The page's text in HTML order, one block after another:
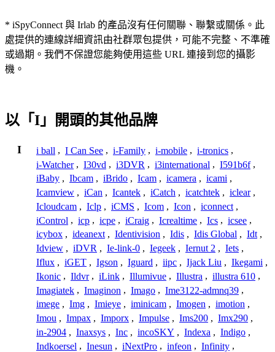
* iSpyConnect 與 Irlab 的產品沒有任何關聯、聯繫或關係。此
處提供的連線詳細資訊由社群眾包提供，可能不完整、不準確
或過期。我們不保證您能夠使用這些 URL 連接到您的攝影
機。
以「I」開頭的其他品牌
I i ball , I Can See , i-Family , i-mobile , i-tronics ,
i-Watcher , I30vd , i3DVR , i3international , I591b6f ,
iBaby , Ibcam , iBrido , Icam , icamera , icami ,
Icamview , iCan , Icantek , iCatch , icatchtek , iclear ,
Icloudcam , Iclp , iCMS , Icom , Icon , iconnect ,
iControl , icp , icpe , iCraig , Icrealtime , Ics , icsee ,
icybox , ideanext , Identivision , Idis , Idis Global , Idt ,
Idview , iDVR , Ie-link-0 , Iegeek , Iernut 2 , Iets ,
Iflux , iGET , Igson , Iguard , iipc , Ijack Liu , Ikegami ,
Ikonic , Ildvr , iLink , Illumivue , Illustra , illustra 610 ,
Imagiatek , Imaginon , Imago , Ime3122-admnq39 ,
imege , Img , Imieye , iminicam , Imogen , imotion ,
Imou , Impax , Imporx , Impulse , Ims200 , Imx290 ,
in-2904 , Inaxsys , Inc , incoSKY , Indexa , Indigo ,
Indkoersel , Inesun , iNextPro , infeon , Infinity ,